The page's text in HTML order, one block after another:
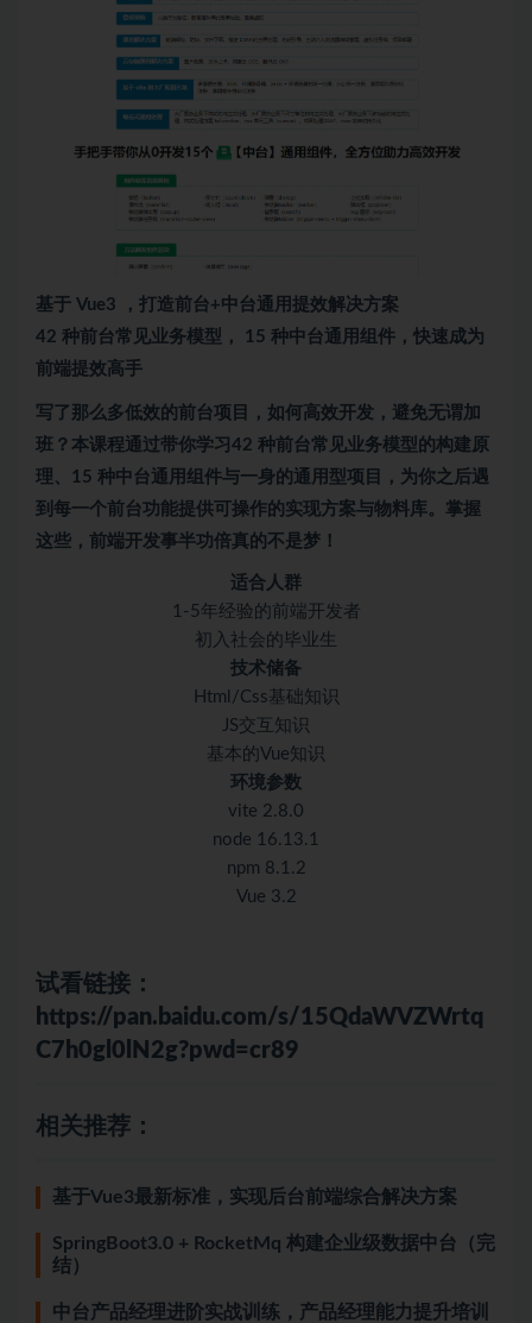
基于 Vue3 ，打造前台+中台通用提效解决方案
42 种前台常见业务模型， 15 种中台通用组件，快速成为
前端提效高手
写了那么多低效的前台项目，如何高效开发，避免无谓加
班？本课程通过带你学习42 种前台常见业务模型的构建原
理、15 种中台通用组件与一身的通用型项目，为你之后遇
到每一个前台功能提供可操作的实现方案与物料库。掌握
这些，前端开发事半功倍真的不是梦！
适合人群
1-5年经验的前端开发者
初入社会的毕业生
技术储备
Html/Css基础知识
JS交互知识
基本的Vue知识
环境参数
vite 2.8.0
node 16.13.1
npm 8.1.2
Vue 3.2
试看链接：
https://pan.baidu.com/s/15QdaWVZWrtq
C7h0gl0lN2g?pwd=cr89
相关推荐：
基于Vue3最新标准，实现后台前端综合解决方案
SpringBoot3.0 + RocketMq 构建企业级数据中台（完
结）
中台产品经理进阶实战训练，产品经理能力提升培训